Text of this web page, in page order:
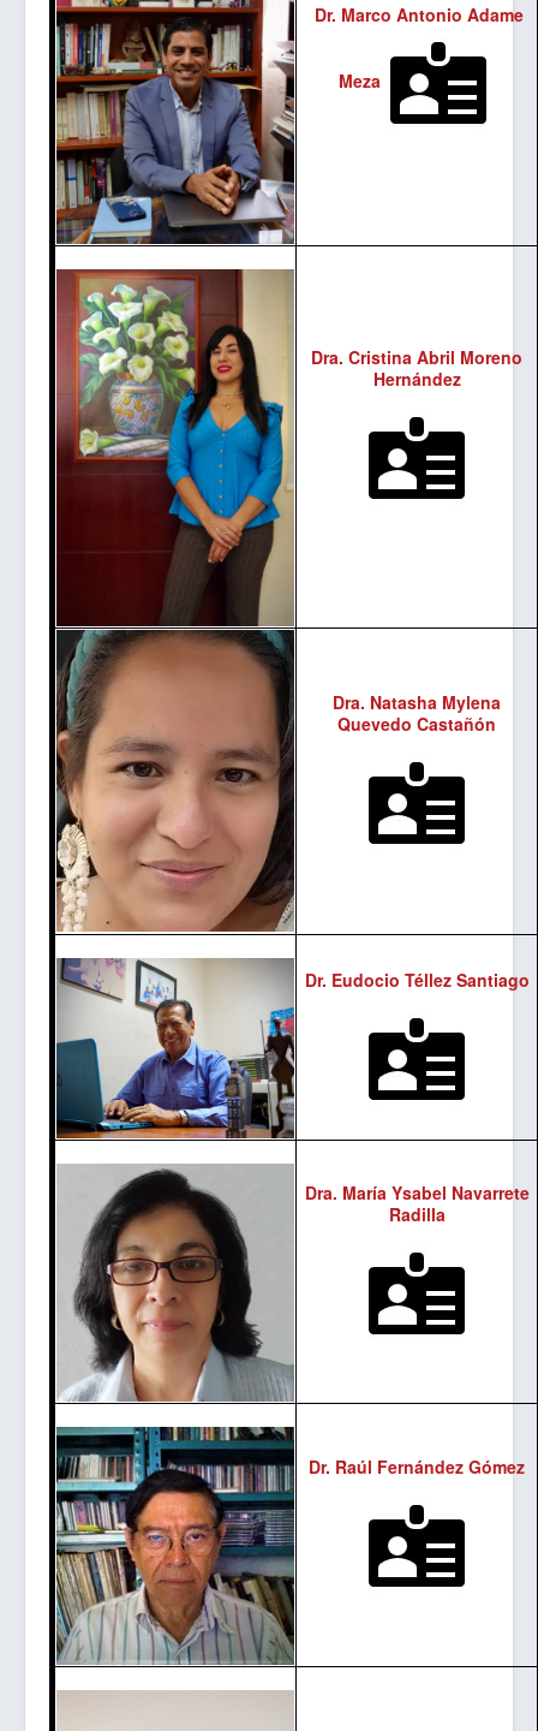
Dr. Marco Antonio Adame
Meza
Dra. Cristina Abril Moreno
Hernández
Dra. Natasha Mylena
Quevedo Castañón
Dr. Eudocio Téllez Santiago
Dra. María Ysabel Navarrete
Radilla
Dr. Raúl Fernández Gómez